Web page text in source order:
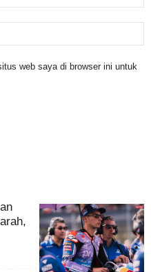
web saya di browser ini untuk